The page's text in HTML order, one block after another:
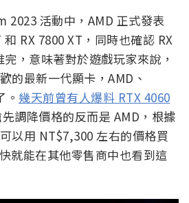
2023 活動中，AMD 正式發表
RX 7800 XT，同時也確認 RX
，意味著對於遊戲玩家來說，
的最新一代顯卡，AMD、
幾天前曾有人爆料 RTX 4060
先調降價格的反而是 AMD，根據
以用 NT$7,300 左右的價格買
就能在其他零售商中也看到這